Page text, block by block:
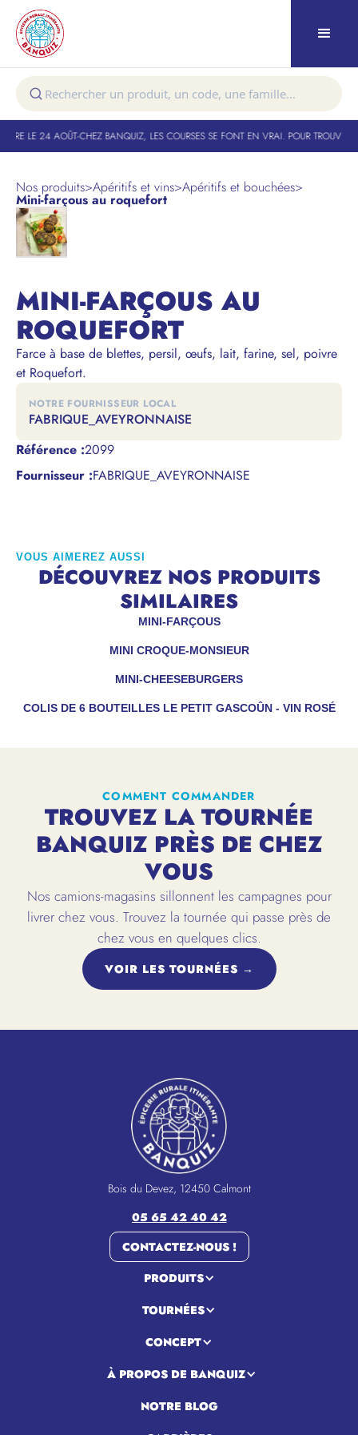
LE 24 AOÛT-CHEZ BANQUIZ, LES COURSES SE FONT EN VRAI. POUR TROUVER
Nos produits>Apéritifs et vins>Apéritifs et bouchées>
Mini-farçous au roquefort
MINI-FARÇOUS AU
ROQUEFORT
Farce à base de blettes, persil, œufs, lait, farine, sel, poivre
et Roquefort.
NOTRE FOURNISSEUR LOCAL
FABRIQUE_AVEYRONNAISE
Référence :2099
Fournisseur :FABRIQUE_AVEYRONNAISE
VOUS AIMEREZ AUSSI
DÉCOUVREZ NOS PRODUITS
SIMILAIRES
COLIS DE 6 BOUTEILLES LE PETIT GASCOÛN - VIN ROSÉ
MINI-FARÇOUS
MINI CROQUE-MONSIEUR
MINI-CHEESEBURGERS
COMMENT COMMANDER
TROUVEZ LA TOURNÉE
BANQUIZ PRÈS DE CHEZ
VOUS
Nos camions-magasins sillonnent les campagnes pour
livrer chez vous. Trouvez la tournée qui passe près de
chez vous en quelques clics.
VOIR LES TOURNÉES →
Bois du Devez, 12450 Calmont
05 65 42 40 42
CONTACTEZ-NOUS !
PRODUITS
TOURNÉES
CONCEPT
À PROPOS DE BANQUIZ
NOTRE BLOG